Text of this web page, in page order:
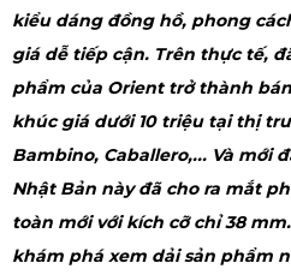
kiểu dáng đồng hồ, phong
giá dễ tiếp cận. Trên thực tế,
phẩm của Orient trở thành
khúc giá dưới 10 triệu tại thị
Bambino, Caballero,... Và mới
Nhật Bản này đã cho ra mắt
toàn mới với kích cỡ chỉ 38
khám phá xem dải sản phẩm